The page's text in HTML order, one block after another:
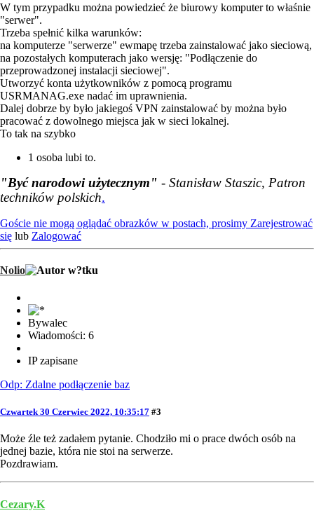
W tym przypadku można powiedzieć że biurowy komputer to właśnie
"serwer".
Trzeba spełnić kilka warunków:
na komputerze "serwerze" ewmapę trzeba zainstalować jako sieciową,
na pozostałych komputerach jako wersję: "Podłączenie do
przeprowadzonej instalacji sieciowej".
Utworzyć konta użytkowników z pomocą programu
USRMANAG.exe nadać im uprawnienia.
Dalej dobrze by było jakiegoś VPN zainstalować by można było
pracować z dowolnego miejsca jak w sieci lokalnej.
To tak na szybko
1 osoba lubi to.
"Być narodowi użytecznym" - Stanisław Staszic, Patron
techników polskich.
Goście nie mogą oglądać obrazków w postach, prosimy Zarejestrować
się lub Zalogować
Nolio
Bywalec
Wiadomości: 6
IP zapisane
Odp: Zdalne podłączenie baz
Czwartek 30 Czerwiec 2022, 10:35:17 #3
Może źle też zadałem pytanie. Chodziło mi o prace dwóch osób na
jednej bazie, która nie stoi na serwerze.
Pozdrawiam.
Cezary.K